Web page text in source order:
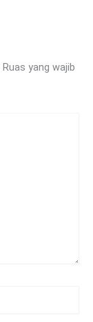
Ruas yang wajib